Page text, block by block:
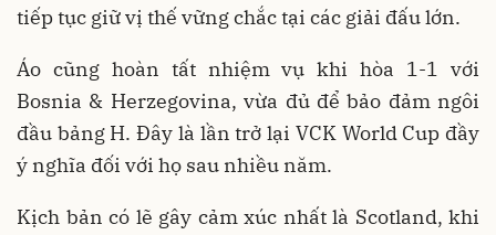
tiếp tục giữ vị thế vững chắc tại các giải đấu lớn.
Áo cũng hoàn tất nhiệm vụ khi hòa 1-1 với
Bosnia & Herzegovina, vừa đủ để bảo đảm ngôi
đầu bảng H. Đây là lần trở lại VCK World Cup đầy
ý nghĩa đối với họ sau nhiều năm.
Kịch bản có lẽ gây cảm xúc nhất là Scotland, khi